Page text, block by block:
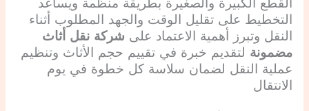
القطع الكبيرة والصغيرة بطريقة منظمة ويساعد
التخطيط على تقليل الوقت والجهد المطلوب أثناء
النقل وتبرز أهمية الاعتماد على شركة نقل أثاث
مضمونة لتقديم خبرة في تقييم حجم الأثاث وتنظيم
عملية النقل لضمان سلاسة كل خطوة في يوم
الانتقال